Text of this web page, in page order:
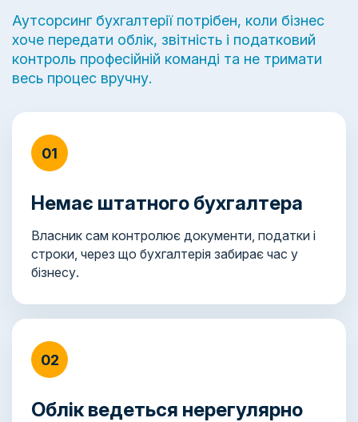
Аутсорсинг бухгалтерії потрібен, коли бізнес
хоче передати облік, звітність і податковий
контроль професійній команді та не тримати
весь процес вручну.
01
Немає штатного бухгалтера
Власник сам контролює документи, податки і
строки, через що бухгалтерія забирає час у
бізнесу.
02
Облік ведеться нерегулярно